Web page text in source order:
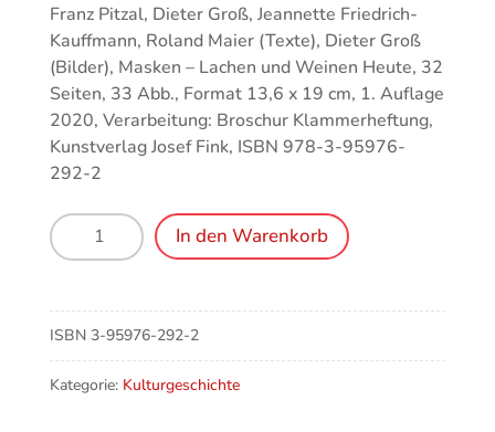
Franz Pitzal, Dieter Groß, Jeannette Friedrich-
Kauffmann, Roland Maier (Texte), Dieter Groß
(Bilder), Masken – Lachen und Weinen Heute, 32
Seiten, 33 Abb., Format 13,6 x 19 cm, 1. Auflage
2020, Verarbeitung: Broschur Klammerheftung,
Kunstverlag Josef Fink, ISBN 978-3-95976-
292-2
Masken
–
und
Weinen
Heute
Menge
In den Warenkorb
ISBN 3-95976-292-2
Kategorie: Kulturgeschichte